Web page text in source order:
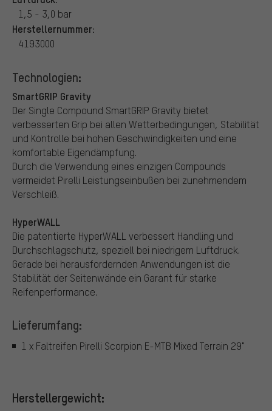
1,5 - 3,0 bar
Herstellernummer:
4193000
Technologien:
SmartGRIP Gravity
Der Single Compound SmartGRIP Gravity bietet
verbesserten Grip bei allen Wetterbedingungen, Stabilität
und Kontrolle bei hohen Geschwindigkeiten und eine
komfortable Eigendämpfung.
Durch die Verwendung eines einzigen Compounds
vermeidet Pirelli Leistungseinbußen bei zunehmendem
Verschleiß.
HyperWALL
Die patentierte HyperWALL verbessert Handling und
Durchschlagschutz, speziell bei niedrigem Luftdruck.
Gerade bei herausfordernden Anwendungen ist die
Stabilität der Seitenwände ein Garant für starke
Reifenperformance.
Lieferumfang:
1 x Faltreifen Pirelli Scorpion E-MTB Mixed Terrain 29"
Herstellergewicht: